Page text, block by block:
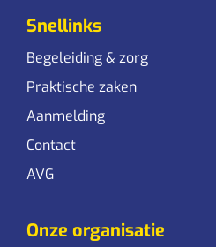
Snellinks
Begeleiding & zorg
Praktische zaken
Aanmelding
Contact
AVG
Onze organisatie